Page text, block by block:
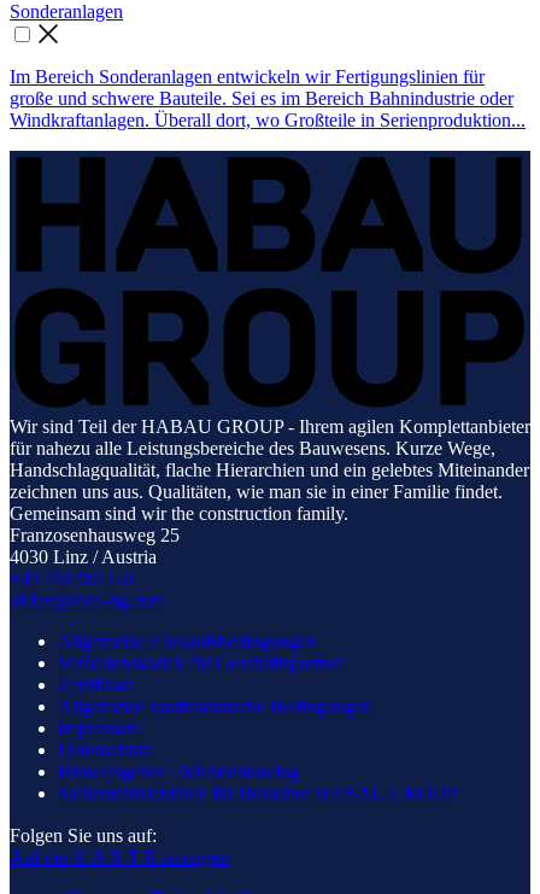
Sonder­anlagen

Im Bereich Sonderanlagen entwickeln wir Fertigungslinien für
große und schwere Bauteile. Sei es im Bereich Bahnindustrie oder
Windkraftanlagen. Überall dort, wo Großteile in Serienproduktion...
Wir sind Teil der HABAU GROUP - Ihrem agilen Komplettanbieter
für nahezu alle Leistungsbereiche des Bauwesens. Kurze Wege,
Handschlagqualität, flache Hierarchien und ein gelebtes Miteinander
zeichnen uns aus. Qualitäten, wie man sie in einer Familie findet.
Gemeinsam sind wir the construction family.
Franzosenhausweg 25
4030 Linz / Austria
+43 732 9011-0
office@mce-hg.com
Allgemeine Einkaufsbedingungen
Verhaltenskodex für Geschäftspartner
Zertifikate
Allgemeine kaufmännische Bedingungen
Impressum
Datenschutz
Hinweisgeber / Whistleblowing
Sicherheitsrichtlinie für Besucher HABAU GROUP
Folgen Sie uns auf:
Auf der K A R T E anzeigen